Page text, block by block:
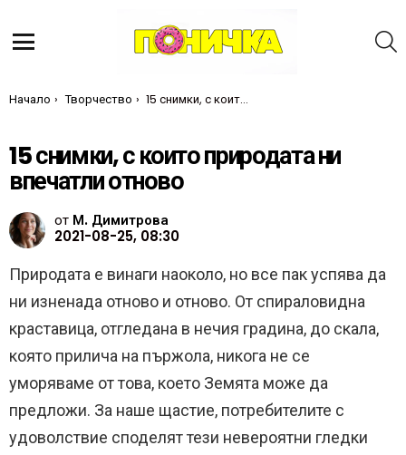
Ти си тук:
Начало Творчество 15 снимки, с които природата ни впечатли отново
15 снимки, с които природата ни
впечатли отново
от М. Димитрова
2021-08-25, 08:30
Природата е винаги наоколо, но все пак успява да
ни изненада отново и отново. От спираловидна
краставица, отгледана в нечия градина, до скала,
която прилича на пържола, никога не се
уморяваме от това, което Земята може да
предложи. За наше щастие, потребителите с
удоволствие споделят тези невероятни гледки